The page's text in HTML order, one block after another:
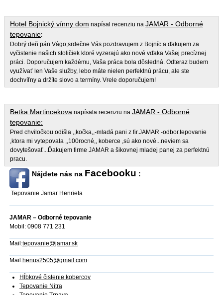
Hotel Bojnický vínny dom napísal recenziu na JAMAR - Odborné
tepovanie:
Dobrý deň pán Vágo,srdečne Vás pozdravujem z Bojníc a ďakujem za
vyčistenie našich stoličiek ktoré vyzerajú ako nové vďaka Vašej precíznej
práci. Doporučujem každému, Vaša práca bola dôsledná. Odteraz budem
využívať len Vaše služby, lebo máte nielen perfektnú prácu, ale ste
dochvíľny a držíte slovo a termíny. Vrele doporučujem!
Betka Martincekovanapísala recenziu na JAMAR - Odborné
tepovanie:
Pred chviločkou odišla ,,kočka,,-mladá pani z fir.JAMAR -odbor.tepovanie
,ktora mi vytepovala ,,100rocné,, koberce ,sú ako nové...neviem sa
dovytešovať...Ďakujem firme JAMAR a šikovnej mladej panej za perfektnú
pracu.
Nájdete nás na Facebooku :
Tepovanie Jamar Henrieta
JAMAR – Odborné tepovanie
Mobil: 0908 771 231
Mail:tepovanie@jamar.sk
Mail:henus2505@gmail.com
Hĺbkové čistenie kobercov
Tepovanie Nitra